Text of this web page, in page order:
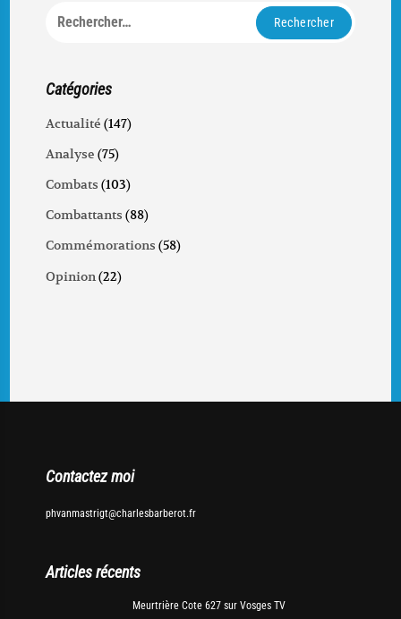
Rechercher :
Catégories
Actualité (147)
Analyse (75)
Combats (103)
Combattants (88)
Commémorations (58)
Opinion(22)
Contactez moi
phvanmastrigt@charlesbarberot.fr
Articles récents
Meurtrière Cote 627 sur Vosges TV